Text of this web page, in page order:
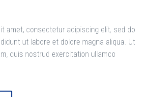
amet, consectetur adipiscing elit, sed do
ut labore et dolore magna aliqua. Ut
quis nostrud exercitation ullamco